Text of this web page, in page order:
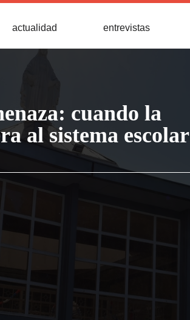
actualidad entrevistas
cuando la
al sistema escolar